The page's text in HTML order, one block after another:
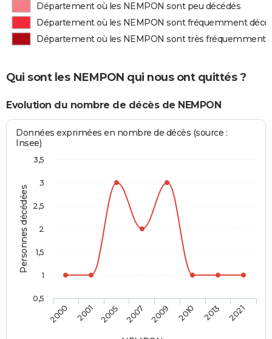
Département où les NEMPON sont peu décédés
Département où les NEMPON sont fréquemment
Département où les NEMPON sont très fréquemment
Qui sont les NEMPON qui nous ont quittés ?
Evolution du nombre de décès de NEMPON
Personnes décédées
Données exprimées en nombre de décès (source :
Insee)
2000 2001 2005 2007 2009 2010 2013 2021
0,5
1
1,5
2
2,5
3
3,5